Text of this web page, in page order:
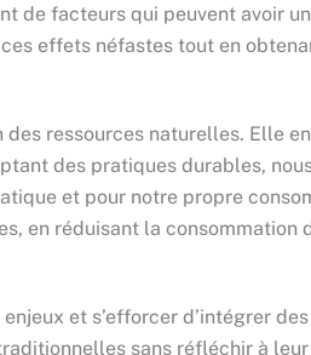
de facteurs qui peuvent avoir
effets néfastes tout en
des ressources naturelles. Elle
des pratiques durables,
et pour notre propre
en réduisant la consommation
et s’efforcer d’intégrer
sans réfléchir à